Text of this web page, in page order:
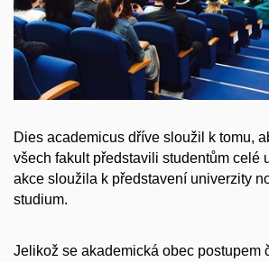
Dies academicus dříve sloužil k tomu,
všech fakult představili studentům celé
akce sloužila k představení univerzity
studium.
Jelikož se akademická obec postupem